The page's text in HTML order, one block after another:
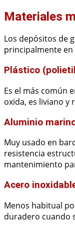
Materiales
Los depósitos de
principalmente
Plástico
Es el más común
oxida, es liviano y
Aluminio
Muy usado en
resistencia
mantenimiento
Acero
Menos habitual
duradero cuando